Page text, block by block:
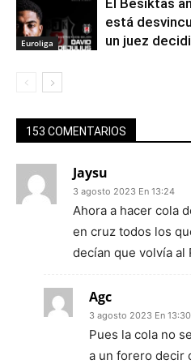
Euroliga
El Besiktas
está
un juez
153 COMENTARIOS
Jaysu
3 agosto 2023 En 13:24
Ahora a hacer cola
en cruz todos los
decían que volvía al
Agc
3 agosto 2023 En 13:30
Pues la cola no
a un forero decir